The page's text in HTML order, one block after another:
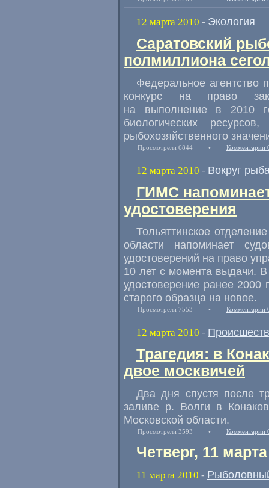
12 марта 2010 - Экология
Саратовский
полмиллиона
Федеральное агентство
конкурс на право
на выполнение в 2010
биологических
рыбохозяйственного
Просмотрели 6844 • Комментарии
12 марта 2010 - Вокруг
ГИМС
удостоверения
Тольяттинское
области напоминает
удостоверений на право
10 лет с момента выдачи.
удостоверение ранее 2000
старого образца на новое.
Просмотрели 7553 • Комментарии
12 марта 2010 -
Трагедия: в
двое москвичей
Два дня спустя после
заливе р. Волги в
Московской области.
Просмотрели 3593 • Комментарии
Четверг, 11
11 марта 2010 -